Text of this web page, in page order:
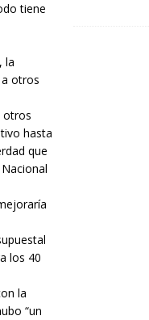
tiene
la
otros
otros
hasta
que
los 40
la
“un